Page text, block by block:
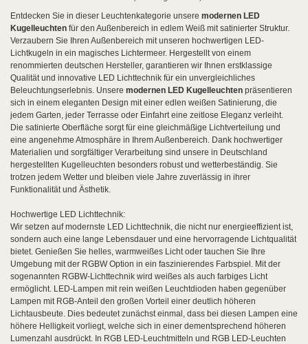
Entdecken Sie in dieser Leuchtenkategorie unsere modernen LED
Kugelleuchten für den Außenbereich in edlem Weiß mit satinierter Struktur.
Verzaubern Sie Ihren Außenbereich mit unseren hochwertigen LED-
Lichtkugeln in ein magisches Lichtermeer. Hergestellt von einem
renommierten deutschen Hersteller, garantieren wir Ihnen erstklassige
Qualität und innovative LED Lichttechnik für ein unvergleichliches
Beleuchtungserlebnis. Unsere modernen LED Kugelleuchten präsentieren
sich in einem eleganten Design mit einer edlen weißen Satinierung, die
jedem Garten, jeder Terrasse oder Einfahrt eine zeitlose Eleganz verleiht.
Die satinierte Oberfläche sorgt für eine gleichmäßige Lichtverteilung und
eine angenehme Atmosphäre in Ihrem Außenbereich. Dank hochwertiger
Materialien und sorgfältiger Verarbeitung sind unsere in Deutschland
hergestellten Kugelleuchten besonders robust und wetterbeständig. Sie
trotzen jedem Wetter und bleiben viele Jahre zuverlässig in ihrer
Funktionalität und Ästhetik.
Hochwertige LED Lichttechnik:
Wir setzen auf modernste LED Lichttechnik, die nicht nur energieeffizient ist,
sondern auch eine lange Lebensdauer und eine hervorragende Lichtqualität
bietet. Genießen Sie helles, warmweißes Licht oder tauchen Sie Ihre
Umgebung mit der RGBW Option in ein faszinierendes Farbspiel. Mit der
sogenannten RGBW-Lichttechnik wird weißes als auch farbiges Licht
ermöglicht. LED-Lampen mit rein weißen Leuchtdioden haben gegenüber
Lampen mit RGB-Anteil den großen Vorteil einer deutlich höheren
Lichtausbeute. Dies bedeutet zunächst einmal, dass bei diesen Lampen eine
höhere Helligkeit vorliegt, welche sich in einer dementsprechend höheren
Lumenzahl ausdrückt. In RGB LED-Leuchtmitteln und RGB LED-Leuchten